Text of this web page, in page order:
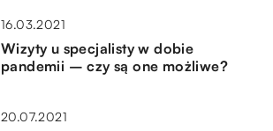
16.03.2021
Wizyty u specjalisty w dobie
pandemii – czy są one możliwe?
20.07.2021